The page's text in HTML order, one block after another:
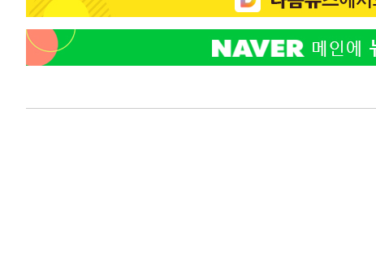
2시간 전 >선재도서 해루질 나섰다 실종 60대, 닷새 만에 숨진 채 발견
2시간 전 > 남자 농구, 나고야 아시안게임서 '홈팀' 일본과 한일전
3시간 전 >
여수 오동도 해상서 모터보트 전복…1명 사망·1명 실종
4시간 전 >축구협회 "압수수색·성접대 논란 사과…쇄신의 기회로 삼겠다"